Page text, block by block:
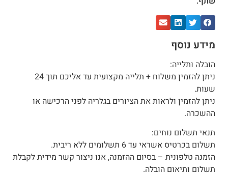
מידע נוסף
הובלה ותלייה:
ניתן להזמין משלוח + תלייה מקצועית עד אליכם תוך 24
שעות.
ניתן להזמין ולראות את הציורים בגלריה לפני הרכישה או
ההשכרה.
תנאי תשלום נוחים:
תשלום בכרטיס אשראי עד 6 תשלומים ללא ריבית.
הזמנה טלפונית – בסיום ההזמנה, אנו ניצור קשר מידית לקבלת
תשלום ותיאום הובלה.